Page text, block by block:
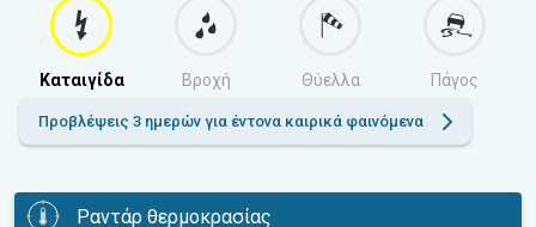
Καταιγίδα Βροχή Θύελλα Πάγος
Προβλέψεις 3 ημερών για έντονα καιρικά φαινόμενα
Ραντάρ θερμοκρασίας